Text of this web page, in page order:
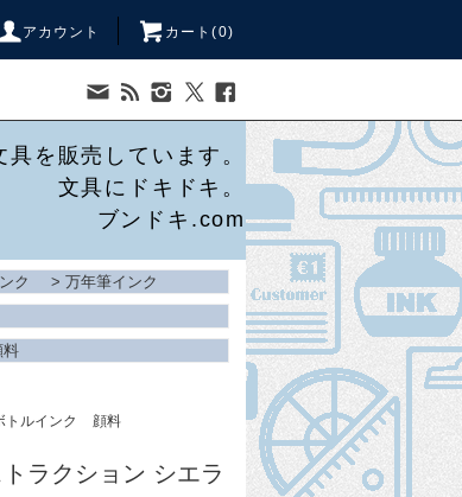
アカウント カート(0)
を販売しています。
文具にドキドキ。
ブンドキ.com
ク > 万年筆インク
料
トルインク 顔料
ラクション シエラ